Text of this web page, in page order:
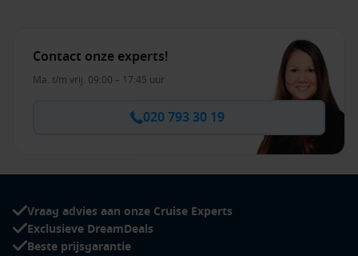
Contact onze experts!
Ma. t/m vrij. 09:00 – 17:45 uur
020 793 30 19
Vraag advies aan onze Cruise Experts
Exclusieve DreamDeals
Beste prijsgarantie